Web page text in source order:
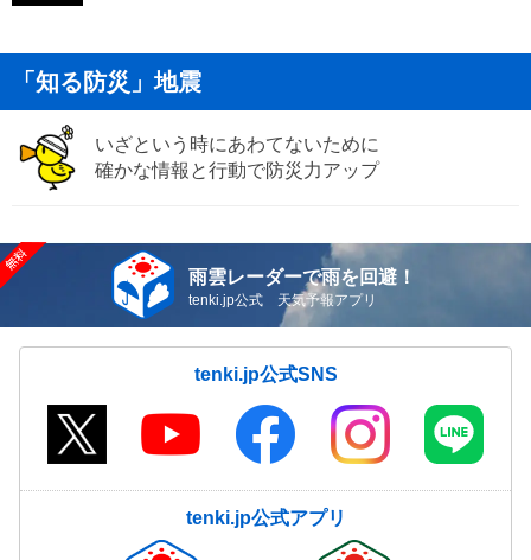
「知る防災」地震
いざという時にあわてないために
確かな情報と行動で防災力アップ
雨雲レーダーで雨を回避！
tenki.jp公式 天気予報アプリ
tenki.jp公式SNS
tenki.jp公式アプリ